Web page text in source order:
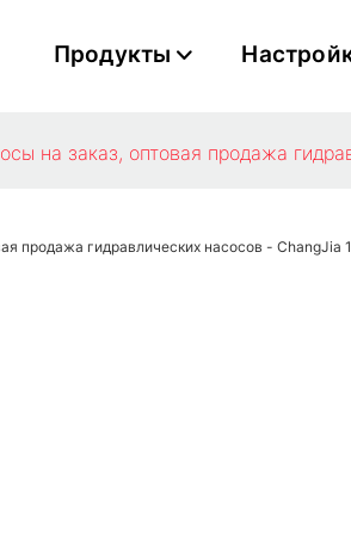
Продукты
на заказ, оптовая продажа